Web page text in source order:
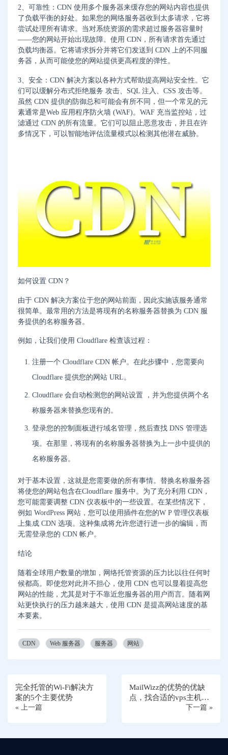
2、可靠性： CDN 使用多个服务器来缓存您的网站内容也提供
了负载平衡的好处。如果您的网络服务器收到太多请求，它将
尝试处理所有请求。当对系统资源的需求超过服务器容量时
——您的网站开始出现故障。使用 CDN，所有请求首先通过
负载均衡器。它将请求拆分并将它们发送到 CDN 上的不同服
务器，从而可能使您的网站提供更高程度的弹性。
3、安全： CDN 解决方案以各种方式帮助提高网站安全性。它
们可以缓解分布式拒绝服务 攻击、SQL 注入、CSS 攻击等。
虽然 CDN 提供的防御总和可能会有所不同，但一个常见的元
素通常是Web 应用程序防火墙 (WAF)。WAF 充当监控站，过
滤通过 CDN 的所有流量。它们可以阻止恶意攻击，并且在许
多情况下，可以智能地评估流量模式以检测其他潜在威胁。
如何设置 CDN？
由于 CDN 解决方案位于您的网站前面，因此实施该服务通常
很简单。最常用的方法是将现有的名称服务器替换为 CDN 服
务提供的名称服务器。
例如，让我们使用 Cloudflare 检查该过程：
注册一个 Cloudflare CDN 帐户。在此步骤中，您需要向
Cloudflare 提供您的网站 URL。
Cloudflare 会自动检测您的网站设置 ，并为您提供两个名
称服务器来替换您现有的。
登录您的控制面板进行域名管理，然后查找 DNS 管理选
项。在那里，将现有的名称服务器替换为上一步中提供的
名称服务器。
对于基本设置，这就是您需要做的所有事情。替换名称服务器
将使您的网站包含在Cloudflare 服务中。为了充分利用 CDN，
您可能需要调整 CDN 仪表板中的一些设置。在某些情况下，
例如 WordPress 网站，您可以使用插件在您的W P 管理仪表板
上集成 CDN 选项。这种集成将允许您进行进一步的编辑，而
无需登录您的 CDN 帐户。
结论
随着全球用户数量的增加，网络托管资源的压力比以往任何时
候都高。即使您对此并不担心，使用 CDN 也可以显着提高您
网站的性能，尤其是对于不靠近您服务器的用户而言。随着网
站更快执行的压力越来越大，使用 CDN 是提高网站速度的基
本要素。
CDN Web 服务器 服务器 网站
完全托管的Wi-Fi解决方
案的5个主要优势
« 上一篇
MailWizz的优势的优缺
点，找合适的vps主机需
下一篇 »